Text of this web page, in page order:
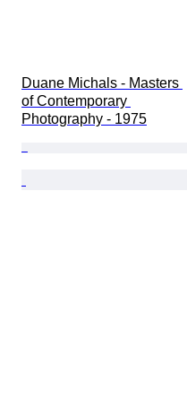
Duane Michals - Masters
of Contemporary
Photography - 1975